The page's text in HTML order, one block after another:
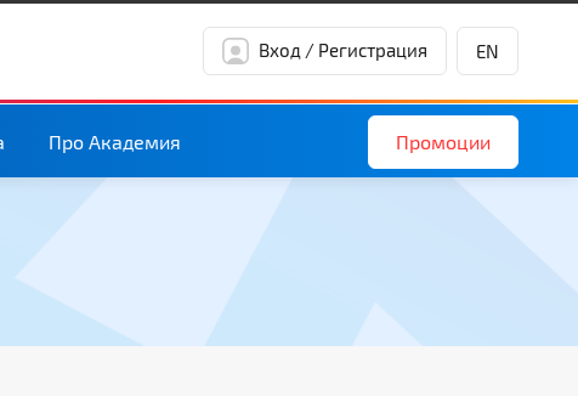
Вход / Регистрация EN
Про Академия Промоции